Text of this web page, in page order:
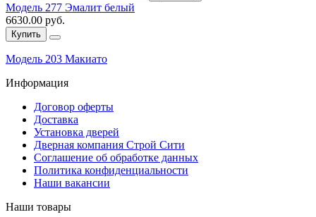
Модель 277 Эмалит белый
6630.00 руб.
Купить
Модель 203 Макиато
Информация
Договор оферты
Доставка
Установка дверей
Дверная компания Строй Сити
Соглашение об обработке данных
Политика конфиденциальности
Наши вакансии
Наши товары